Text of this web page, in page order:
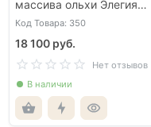
массива ольхи Элегия
античный орех глухая
Код Товара: 350
18 100 руб.
Нет отзывов
В наличии